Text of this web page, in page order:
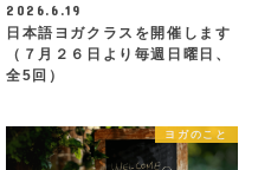
2026.6.19
日本語ヨガクラスを開催します
（７月２６日より毎週日曜日、
全5回）
ヨガのこと